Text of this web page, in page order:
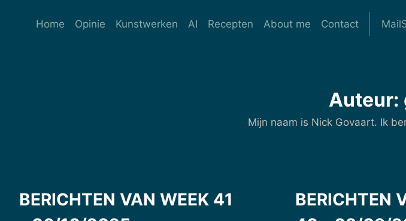
Home Opinie Kunstwerken AI Recepten About me Contact
Auteur:
Mijn naam is Nick Govaart. Ik
BERICHTEN VAN WEEK 41
BERICHTEN